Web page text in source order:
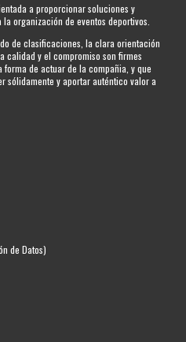
a proporcionar soluciones y
organización de eventos deportivos.
de clasificaciones, la clara orientación
calidad y el compromiso son firmes
de actuar de la compañia, y que
sólidamente y aportar auténtico valor a
de Datos)